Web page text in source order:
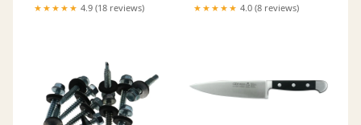
★★★★★ 4.9 (18 reviews) ★★★★★ 4.0 (8 reviews)